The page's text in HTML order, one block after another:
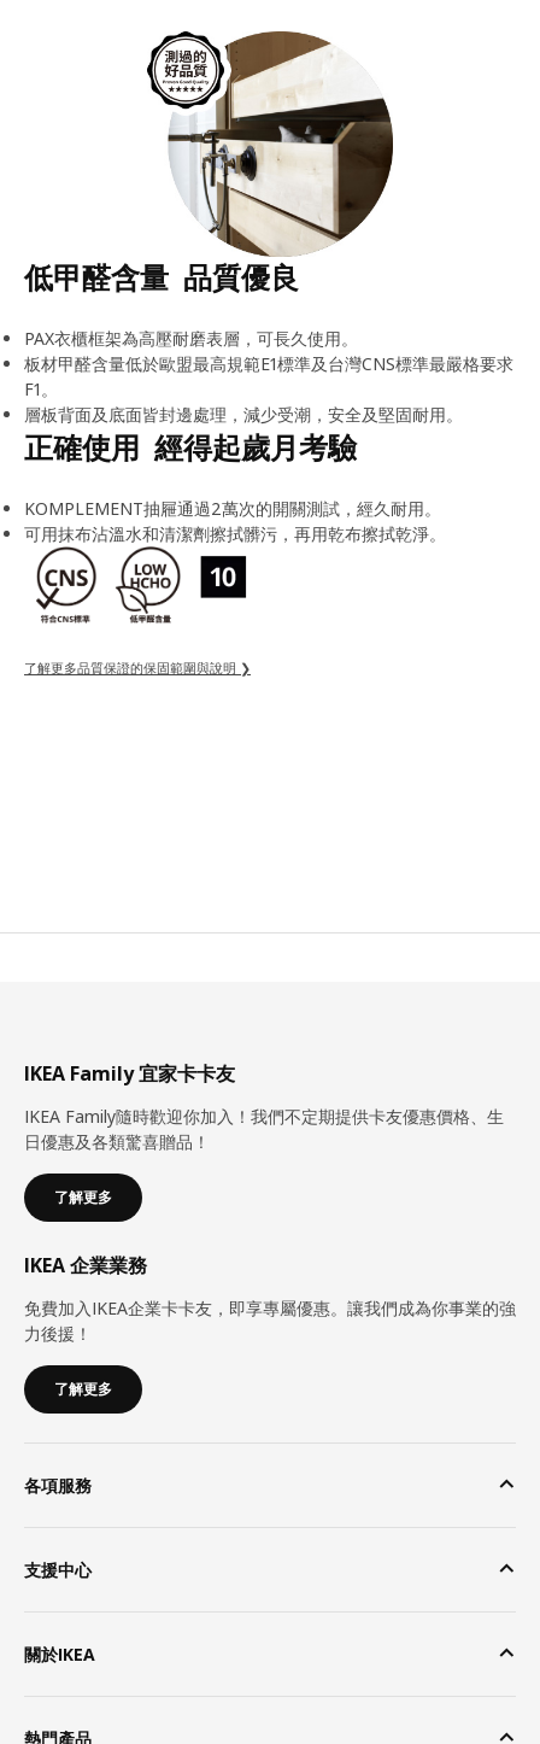
低甲醛含量 品質優良
PAX衣櫃框架為高壓耐磨表層，可長久使用。
板材甲醛含量低於歐盟最高規範E1標準及台灣CNS標準最嚴格要求
F1。
層板背面及底面皆封邊處理，減少受潮，安全及堅固耐用。
正確使用 經得起歲月考驗
KOMPLEMENT抽屜通過2萬次的開關測試，經久耐用。
可用抹布沾溫水和清潔劑擦拭髒污，再用乾布擦拭乾淨。
了解更多品質保證的保固範圍與說明 ❯
IKEA Family 宜家卡卡友
IKEA Family隨時歡迎你加入！我們不定期提供卡友優惠價格、生
日優惠及各類驚喜贈品！
了解更多
IKEA 企業業務
免費加入IKEA企業卡卡友，即享專屬優惠。讓我們成為你事業的強
力後援！
了解更多
各項服務
支援中心
關於IKEA
熱門產品